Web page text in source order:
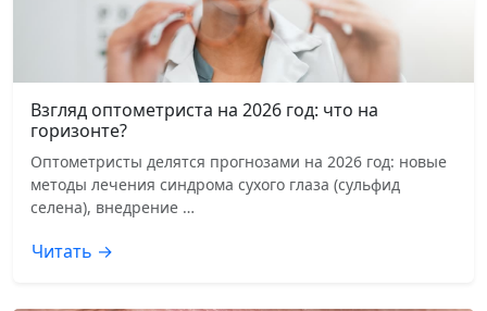
Взгляд оптометриста на 2026 год: что на
горизонте?
Оптометристы делятся прогнозами на 2026 год: новые
методы лечения синдрома сухого глаза (сульфид
селена), внедрение …
Читать →